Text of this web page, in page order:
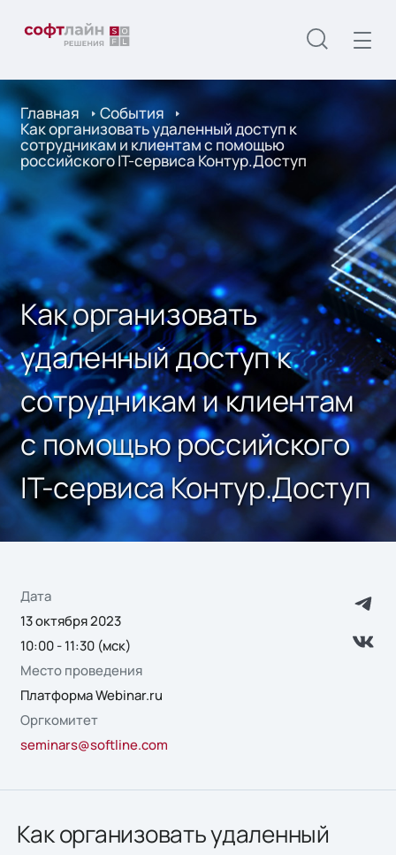
Главная События
Как организовать удаленный доступ к
сотрудникам и клиентам с помощью
российского IT-сервиса Контур.Доступ
Как организовать
удаленный доступ к
сотрудникам и клиентам
с помощью российского
IT-сервиса Контур.Доступ
Дата
13 октября 2023
10:00 - 11:30 (мск)
Место проведения
Платформа Webinar.ru
Оргкомитет
seminars@softline.com
Как организовать удаленный